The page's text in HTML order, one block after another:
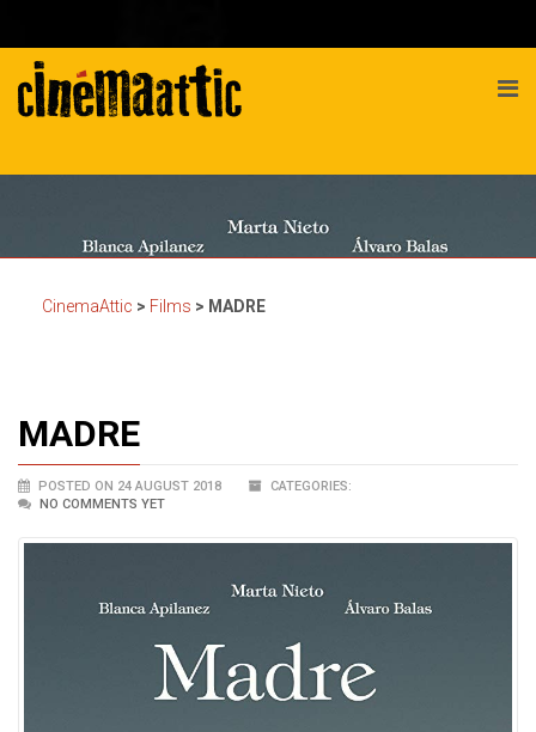
CinemaAttic > Films > MADRE
MADRE
POSTED ON 24 AUGUST 2018
CATEGORIES:
NO COMMENTS YET